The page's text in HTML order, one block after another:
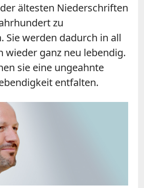
ältesten Niederschriften
zu
Sie werden dadurch in all
wieder ganz neu lebendig.
sie eine ungeahnte
entfalten.